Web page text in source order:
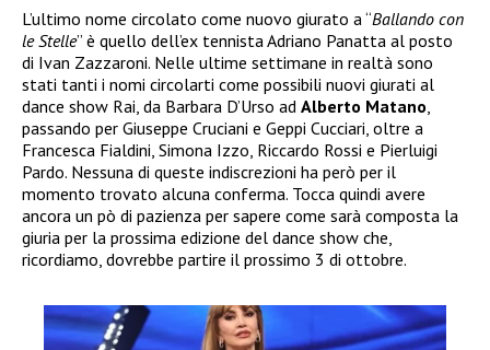
L’ultimo nome circolato come nuovo giurato a “Ballando con
le Stelle” è quello dell’ex tennista Adriano Panatta al posto
di Ivan Zazzaroni. Nelle ultime settimane in realtà sono
stati tanti i nomi circolarti come possibili nuovi giurati al
dance show Rai, da Barbara D’Urso ad Alberto Matano
passando per Giuseppe Cruciani e Geppi Cucciari, oltre a
Francesca Fialdini, Simona Izzo, Riccardo Rossi e Pierluigi
Pardo. Nessuna di queste indiscrezioni ha però per il
momento trovato alcuna conferma. Tocca quindi avere
ancora un pò di pazienza per sapere come sarà composta la
giuria per la prossima edizione del dance show che,
ricordiamo, dovrebbe partire il prossimo 3 di ottobre.